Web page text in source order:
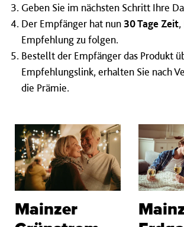
Geben Sie im nächsten Schritt Ihre
Der Empfänger hat nun30 Tage Zeit,
Empfehlung zu folgen.
Bestellt der Empfänger das Produkt
Empfehlungslink, erhalten Sie nach
die Prämie.
Mainzer